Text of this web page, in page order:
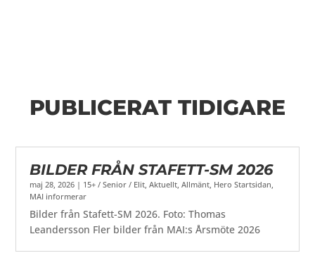
PUBLICERAT TIDIGARE
BILDER FRÅN STAFETT-SM 2026
maj 28, 2026 | 15+ / Senior / Elit,Aktuellt,Allmänt, Hero Startsidan,
MAI informerar
Bilder från Stafett-SM 2026. Foto: Thomas
Leandersson Fler bilder från MAI:s Årsmöte 2026